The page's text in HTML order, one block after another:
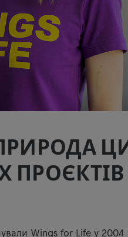
ПРОЄКТІВ
Wings for Life у 2004